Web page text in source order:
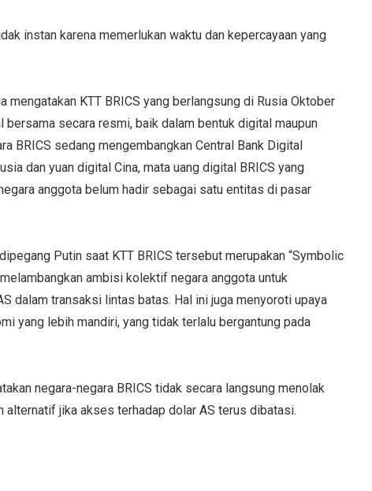
instan karena memerlukan waktu dan kepercayaan yang
mengatakan KTT BRICS yang berlangsung di Rusia Oktober
bersama secara resmi, baik dalam bentuk digital maupun
BRICS sedang mengembangkan Central Bank Digital
dan yuan digital Cina, mata uang digital BRICS yang
anggota belum hadir sebagai satu entitas di pasar
Putin saat KTT BRICS tersebut merupakan “Symbolic
ambisi kolektif negara anggota untuk
dalam transaksi lintas batas. Hal ini juga menyoroti upaya
yang lebih mandiri, yang tidak terlalu bergantung pada
negara-negara BRICS tidak secara langsung menolak
alternatif jika akses terhadap dolar AS terus dibatasi.